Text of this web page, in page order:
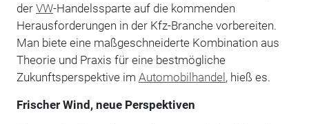
der VW-Handelssparte auf die kommenden
Herausforderungen in der Kfz-Branche vorbereiten.
Man biete eine maßgeschneiderte Kombination aus
Theorie und Praxis für eine bestmögliche
Zukunftsperspektive im Automobilhandel, hieß es.
Frischer Wind, neue Perspektiven